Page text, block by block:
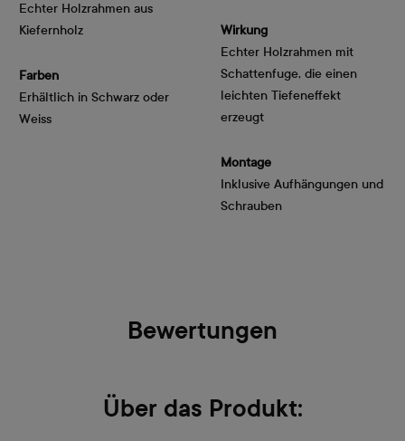
Echter Holzrahmen aus
Kiefernholz
Farben
Erhältlich in Schwarz oder
Weiss
Wirkung
Echter Holzrahmen mit
Schattenfuge, die einen
leichten Tiefeneffekt
erzeugt
Montage
Inklusive Aufhängungen und
Schrauben
Bewertungen
Über das Produkt: